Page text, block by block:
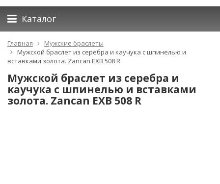
Каталог
Главная
Мужские браслеты
Мужской браслет из серебра и каучука с шпинелью и
вставками золота. Zancan EXB 508 R
Мужской браслет из серебра и
каучука с шпинелью и вставками
золота. Zancan EXB 508 R